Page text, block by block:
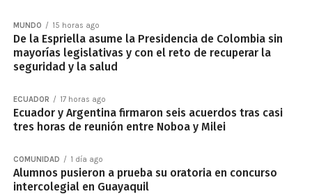
MUNDO 15 horas ago
De la Espriella asume la Presidencia de Colombia sin
mayorías legislativas y con el reto de recuperar la
seguridad y la salud
ECUADOR 17 horas ago
Ecuador y Argentina firmaron seis acuerdos tras casi
tres horas de reunión entre Noboa y Milei
COMUNIDAD 1 día ago
Alumnos pusieron a prueba su oratoria en concurso
intercolegial en Guayaquil